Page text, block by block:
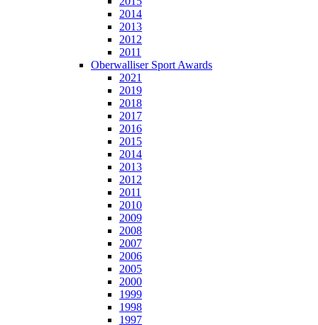
2014
2013
2012
2011
Oberwalliser Sport Awards
2021
2019
2018
2017
2016
2015
2014
2013
2012
2011
2010
2009
2008
2007
2006
2005
2000
1999
1998
1997